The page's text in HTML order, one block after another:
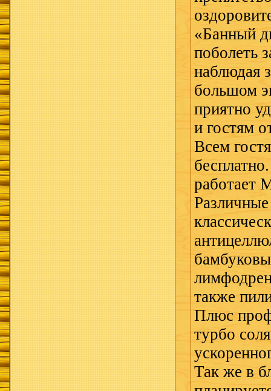
«Банный
поболеть
наблюдая
большом
приятно
и гостям
Всем
работает
также
Плюс
турбо
Так же в